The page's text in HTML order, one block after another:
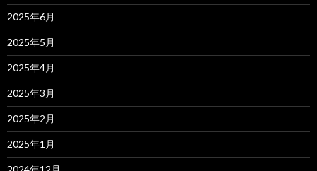
2025年6月
2025年5月
2025年4月
2025年3月
2025年2月
2025年1月